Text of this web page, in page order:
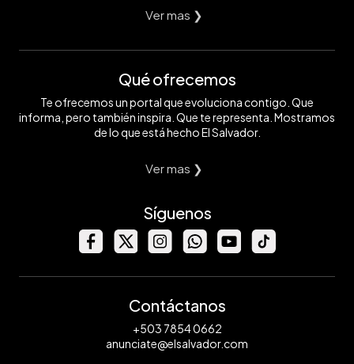
Ver mas ❯
Qué ofrecemos
Te ofrecemos un portal que evoluciona contigo. Que
informa, pero también inspira. Que te representa. Mostramos
de lo que está hecho El Salvador.
Ver mas ❯
Síguenos
Contáctanos
+503 7854 0662
anunciate@elsalvador.com